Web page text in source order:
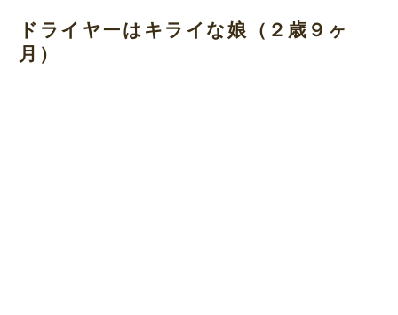
ドライヤーはキライな娘（２歳９ヶ
月）